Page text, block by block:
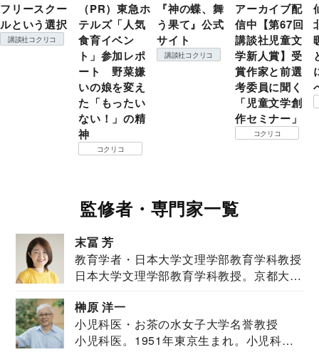
フリースクー
ルという選択
講談社コクリコ
（PR）東急ホ
テルズ「人気
食育イベン
ト」参加レポ
ート 野菜嫌
いの娘を変え
た「もったい
ない！」の精
神
コクリコ
『神の蝶、舞
う果て』公式
サイト
講談社コクリコ
アーカイブ配
信中【第67回
講談社児童文
学新人賞】受
賞作家と前選
考委員に聞く
「児童文学創
作セミナー」
コクリコ
監修者・専門家一覧
末冨 芳
教育学者・日本大学文理学部教育学科教授
日本大学文理学部教育学科教授。京都大学
榊原 洋一
小児科医・お茶の水女子大学名誉教授
小児科医。1951年東京生まれ。小児科